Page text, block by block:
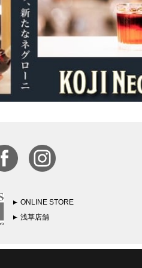
ONLINE STORE
浅草店舗